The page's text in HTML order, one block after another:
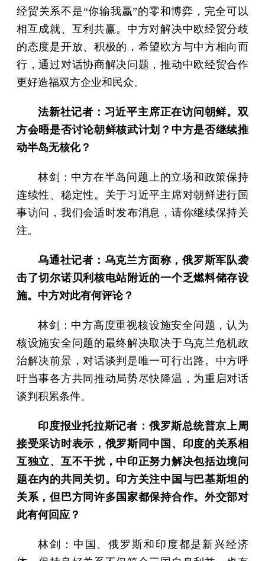
经贸关系不是“你输我赢”的零和博弈，完全可以
相互成就、互利共赢。中方对解决中欧经贸分歧
的态度是开放、积极的，希望欧方与中方相向而
行，通过对话协商解决问题，推动中欧经贸合作
更好造福双方企业和民众。
法新社记者：习近平主席正在访问朝鲜。双
方会晤是否讨论朝鲜核武计划？中方是否继续推
动半岛无核化？
林剑：中方在半岛问题上的立场和政策保持
连续性、稳定性。关于习近平主席对朝鲜进行国
事访问，我们会适时发布消息，请你继续保持关
注。
乌通社记者：乌克兰方面称，俄罗斯军队袭
击了切尔诺贝利核电站附近的一个乏燃料储存设
施。中方对此有何评论？
林剑：中方高度重视核设施安全问题，认为
核设施安全问题的最终解决取决于乌克兰危机政
治解决前景，对话谈判是唯一可行出路。中方呼
吁当事各方共同推动局势尽快降温，为重启对话
谈判积累条件。
印度报业托拉斯记者：俄罗斯总统普京上周
接受采访时表示，俄罗斯同中国、印度的关系相
互独立、互不干扰，中印正努力解决包括边境问
题在内的共同关切。印方关注中国与巴基斯坦的
关系，但巴方同许多国家都保持合作。外交部对
此有何回应？
林剑：中国、俄罗斯和印度都是新兴经济